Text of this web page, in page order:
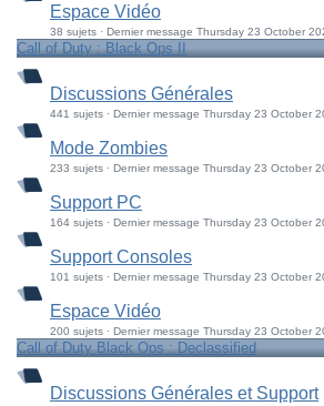
Espace Vidéo
38 sujets · Dernier message Thursday 23 October
Call of Duty : Black Ops II
Discussions Générales
441 sujets · Dernier message Thursday 23 October
Mode Zombies
233 sujets · Dernier message Thursday 23 October
Support PC
164 sujets · Dernier message Thursday 23 October
Support Consoles
101 sujets · Dernier message Thursday 23 October
Espace Vidéo
200 sujets · Dernier message Thursday 23 October
Call of Duty Black Ops : Declassified
Discussions Générales et Support